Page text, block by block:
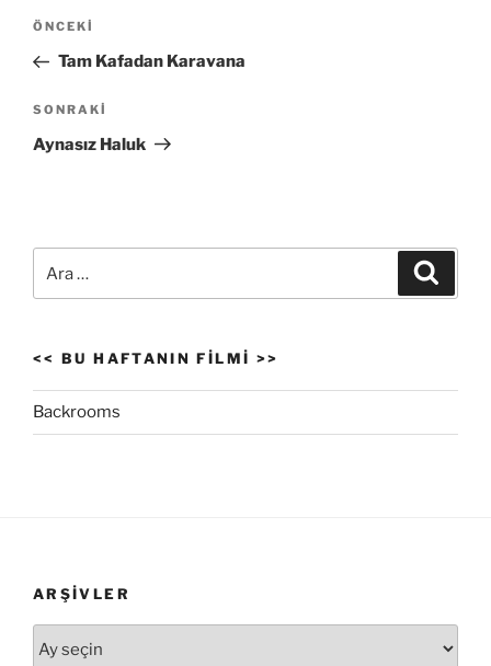
Yazı
Önceki
Yazı
ÖNCEKI
Tam Kafadan Karavana
Sonraki
Yazı
SONRAKI
Aynasız Haluk
<< BU HAFTANIN FILMI >>
Backrooms
ARŞIVLER